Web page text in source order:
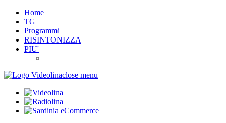
Home
TG
Programmi
RISINTONIZZA
PIU'
close menu